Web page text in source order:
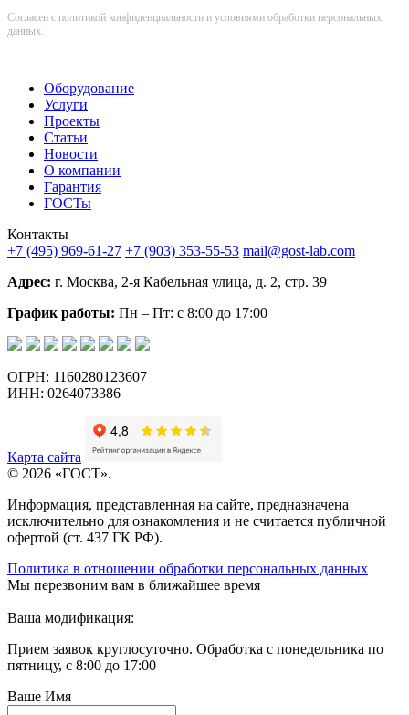
Согласен с политикой конфиденциальности и условиями обработки персональных
данных.
Оборудование
Услуги
Проекты
Статьи
Новости
О компании
Гарантия
ГОСТы
Контакты
+7 (495) 969-61-27 +7 (903) 353-55-53 mail@gost-lab.com
Адрес: г. Москва, 2-я Кабельная улица, д. 2, стр. 39
График работы: Пн – Пт: с 8:00 до 17:00
ОГРН: 1160280123607
ИНН: 0264073386
Карта сайта
© 2026 «ГОСТ».
Информация, представленная на сайте, предназначена
исключительно для ознакомления и не считается публичной
офертой (ст. 437 ГК РФ).
Политика в отношении обработки персональных данных
Мы перезвоним вам в ближайшее время
Ваша модификация:
Прием заявок круглосуточно. Обработка с понедельника по
пятницу, с 8:00 до 17:00
Ваше Имя